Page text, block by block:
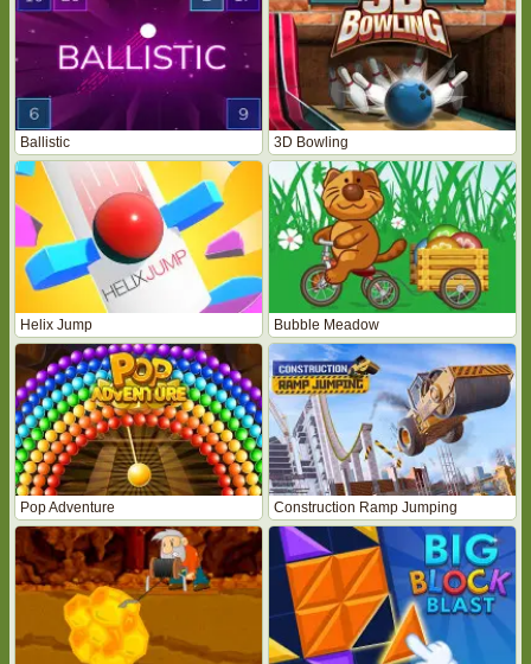
Ballistic 3D Bowling
Helix Jump Bubble Meadow
Pop Adventure Construction Ramp Jumping